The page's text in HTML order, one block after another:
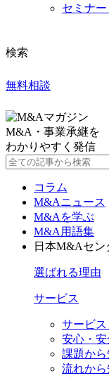
セミナ
検索
無料相談
M&A・事業承継を
わかりやすく発信
コラム
M&Aニュース
M&Aを学ぶ
M&A用語集
日本M&Aセン
選ばれる理由
サービス
サービス
安心・
課題か
流れか